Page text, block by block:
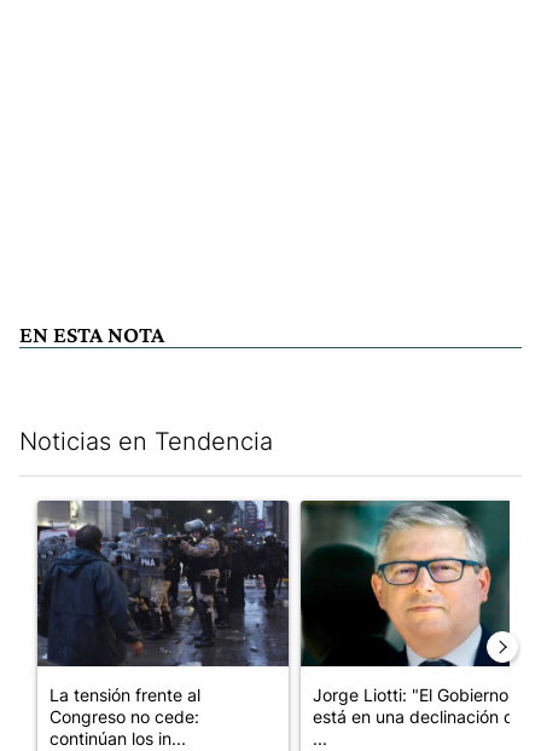
EN ESTA NOTA
Noticias en Tendencia
Un artículo de tendencia con el título "La tensión frente al
La tensión frente al
Congreso no cede:
continúan los in...
Un artículo de tendencia con
Jorge Liotti: "El Gobierno
está en una declinación que
...